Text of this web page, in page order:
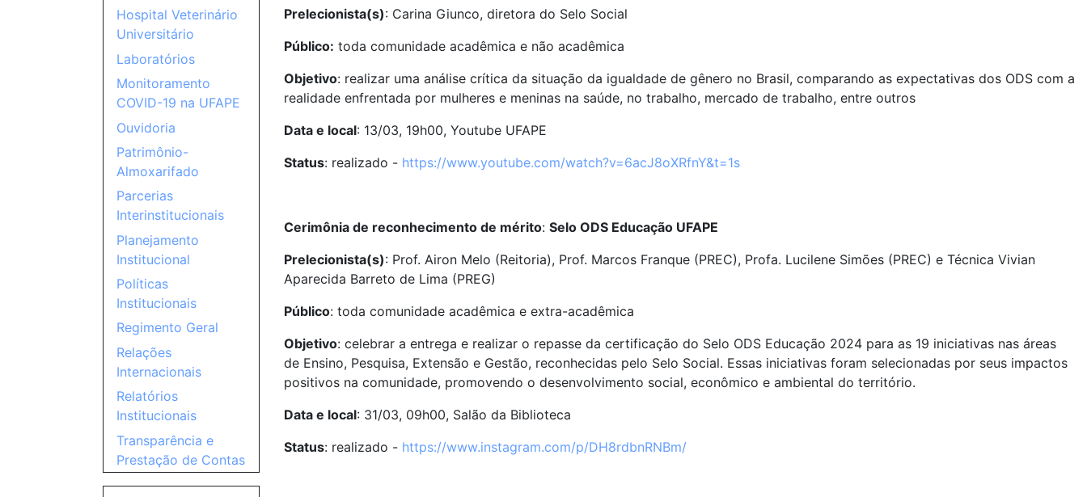
Prelecionista(s): Carina Giunco, diretora do Selo Social
Público: toda comunidade acadêmica e não acadêmica
Objetivo: realizar uma análise crítica da situação da igualdade de gênero no Brasil, comparando as expectativas dos ODS com a
realidade enfrentada por mulheres e meninas na saúde, no trabalho, mercado de trabalho, entre outros
Data e local: 13/03, 19h00, Youtube UFAPE
Status: realizado - https://www.youtube.com/watch?v=6acJ8oXRfnY&t=1s
Cerimônia de reconhecimento de mérito: Selo ODS Educação UFAPE
Prelecionista(s): Prof. Airon Melo (Reitoria), Prof. Marcos Franque (PREC), Profa. Lucilene Simões (PREC) e Técnica Vivian
Aparecida Barreto de Lima (PREG)
Público: toda comunidade acadêmica e extra-acadêmica
Objetivo: celebrar a entrega e realizar o repasse da certificação do Selo ODS Educação 2024 para as 19 iniciativas nas áreas
de Ensino, Pesquisa, Extensão e Gestão, reconhecidas pelo Selo Social. Essas iniciativas foram selecionadas por seus impactos
positivos na comunidade, promovendo o desenvolvimento social, econômico e ambiental do território.
Data e local: 31/03, 09h00, Salão da Biblioteca
Status: realizado - https://www.instagram.com/p/DH8rdbnRNBm/
Hospital Veterinário
Universitário
Laboratórios
Monitoramento
COVID-19 na UFAPE
Ouvidoria
Patrimônio-
Almoxarifado
Parcerias
Interinstitucionais
Planejamento
Institucional
Políticas
Institucionais
Regimento Geral
Relações
Internacionais
Relatórios
Institucionais
Transparência e
Prestação de Contas